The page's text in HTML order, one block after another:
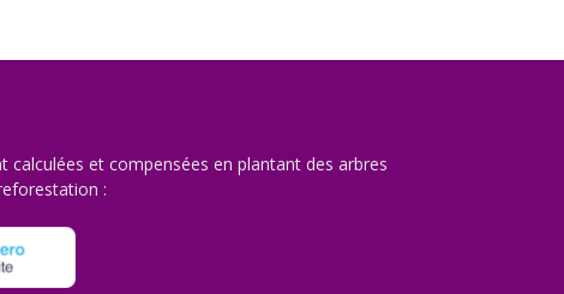
calculées et compensées en plantant des arbres
: